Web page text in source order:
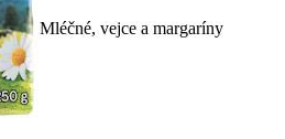
Mléčné, vejce a margaríny